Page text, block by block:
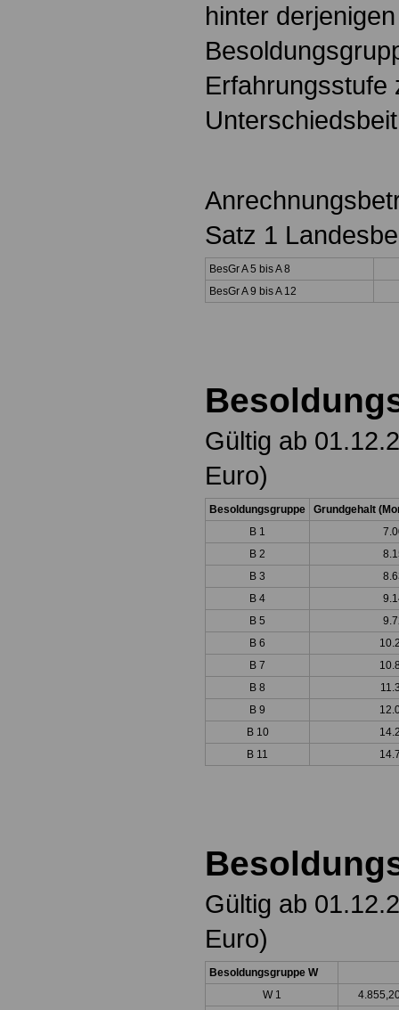
hinter
Erfahrungsstufe
Satz 1
BesGr A 5 bis A 8
BesGr A 9 bis A 12
Gültig ab
Euro)
Besoldungsgruppe
Grundgehalt
B 1
B 2
B 3
B 4
B 5
B 6
B 7
B 8
B 9
B 10
B 11
Gültig ab
Euro)
Besoldungsgruppe W
W 1